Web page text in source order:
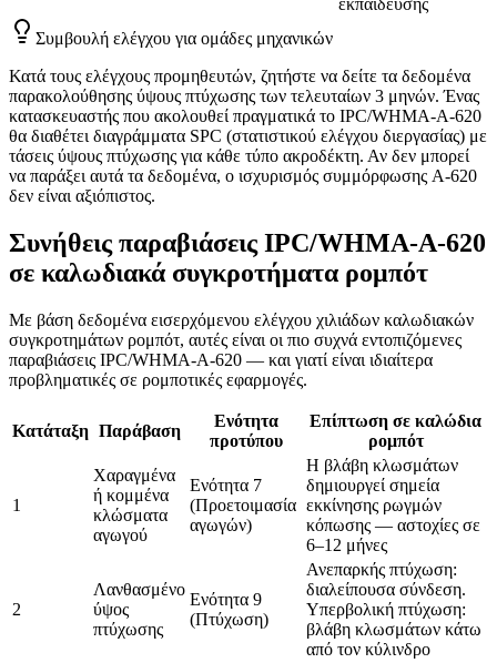
εκπαίδευσης
Συμβουλή ελέγχου για ομάδες μηχανικών
Κατά τους ελέγχους προμηθευτών, ζητήστε να δείτε τα δεδομένα
παρακολούθησης ύψους πτύχωσης των τελευταίων 3 μηνών. Ένας
κατασκευαστής που ακολουθεί πραγματικά το IPC/WHMA-A-620
θα διαθέτει διαγράμματα SPC (στατιστικού ελέγχου διεργασίας) με
τάσεις ύψους πτύχωσης για κάθε τύπο ακροδέκτη. Αν δεν μπορεί
να παράξει αυτά τα δεδομένα, ο ισχυρισμός συμμόρφωσης A-620
δεν είναι αξιόπιστος.
Συνήθεις παραβιάσεις IPC/WHMA-A-620
σε καλωδιακά συγκροτήματα ρομπότ
Με βάση δεδομένα εισερχόμενου ελέγχου χιλιάδων καλωδιακών
συγκροτημάτων ρομπότ, αυτές είναι οι πιο συχνά εντοπιζόμενες
παραβιάσεις IPC/WHMA-A-620 — και γιατί είναι ιδιαίτερα
προβληματικές σε ρομποτικές εφαρμογές.
Κατάταξη Παράβαση
Ενότητα
προτύπου
Επίπτωση σε καλώδια
ρομπότ
1
Χαραγμένα
ή κομμένα
κλώσματα
αγωγού
Ενότητα 7
(Προετοιμασία
αγωγών)
Η βλάβη κλωσμάτων
δημιουργεί σημεία
εκκίνησης ρωγμών
κόπωσης — αστοχίες σε
6–12 μήνες
2
Λανθασμένο
ύψος
πτύχωσης
Ενότητα 9
(Πτύχωση)
Ανεπαρκής πτύχωση:
διαλείπουσα σύνδεση.
Υπερβολική πτύχωση:
βλάβη κλωσμάτων κάτω
από τον κύλινδρο